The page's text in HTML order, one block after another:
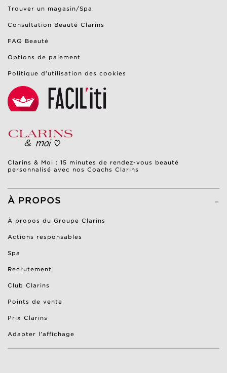
Trouver un magasin/Spa
Consultation Beauté Clarins
FAQ Beauté
Options de paiement
Politique d’utilisation des cookies
Clarins & Moi : 15 minutes de rendez-vous beauté
personnalisé avec nos Coachs Clarins
-
À PROPOS
À propos du Groupe Clarins
Actions responsables
Spa
Recrutement
Club Clarins
Points de vente
Prix Clarins
Adapter l'affichage